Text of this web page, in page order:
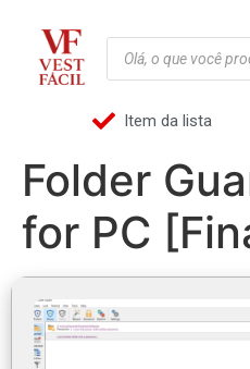
Item da lista
Folder
for PC